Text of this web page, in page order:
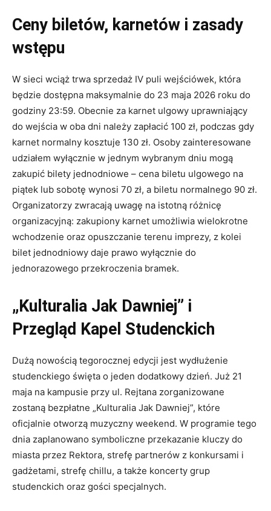
Ceny biletów, karnetów i zasady
wstępu
W sieci wciąż trwa sprzedaż IV puli wejściówek, która
będzie dostępna maksymalnie do 23 maja 2026 roku do
godziny 23:59. Obecnie za karnet ulgowy uprawniający
do wejścia w oba dni należy zapłacić 100 zł, podczas gdy
karnet normalny kosztuje 130 zł. Osoby zainteresowane
udziałem wyłącznie w jednym wybranym dniu mogą
zakupić bilety jednodniowe – cena biletu ulgowego na
piątek lub sobotę wynosi 70 zł, a biletu normalnego 90 zł.
Organizatorzy zwracają uwagę na istotną różnicę
organizacyjną: zakupiony karnet umożliwia wielokrotne
wchodzenie oraz opuszczanie terenu imprezy, z kolei
bilet jednodniowy daje prawo wyłącznie do
jednorazowego przekroczenia bramek.
„Kulturalia Jak Dawniej” i
Przegląd Kapel Studenckich
Dużą nowością tegorocznej edycji jest wydłużenie
studenckiego święta o jeden dodatkowy dzień. Już 21
maja na kampusie przy ul. Rejtana zorganizowane
zostaną bezpłatne „Kulturalia Jak Dawniej”, które
oficjalnie otworzą muzyczny weekend. W programie tego
dnia zaplanowano symboliczne przekazanie kluczy do
miasta przez Rektora, strefę partnerów z konkursami i
gadżetami, strefę chillu, a także koncerty grup
studenckich oraz gości specjalnych.